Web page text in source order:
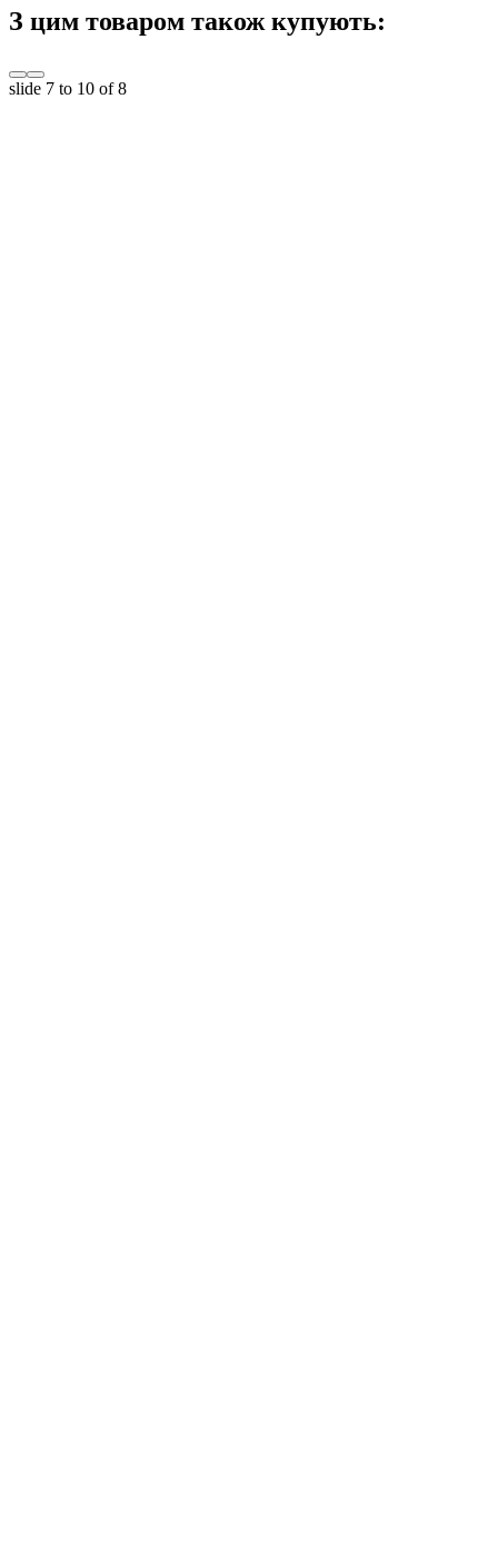
З цим товаром також купують:
slide 7 to 10 of 8